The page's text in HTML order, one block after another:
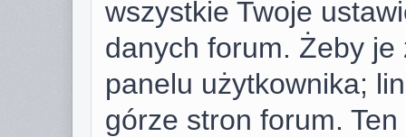
wszystkie Twoje
danych forum. Żeby
panelu użytkownika;
górze stron forum.